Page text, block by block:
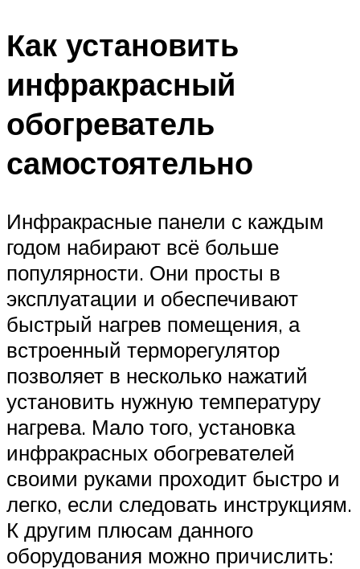
Как установить
инфракрасный
обогреватель
самостоятельно
Инфракрасные панели с каждым
годом набирают всё больше
популярности. Они просты в
эксплуатации и обеспечивают
быстрый нагрев помещения, а
встроенный терморегулятор
позволяет в несколько нажатий
установить нужную температуру
нагрева. Мало того, установка
инфракрасных обогревателей
своими руками проходит быстро и
легко, если следовать инструкциям.
К другим плюсам данного
оборудования можно причислить: